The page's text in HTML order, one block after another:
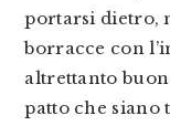
portarsi dietro,
borracce con
altrettanto
patto che siano